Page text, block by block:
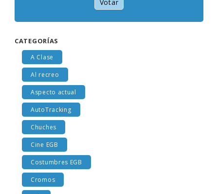
Votar
CATEGORÍAS
A Clase
Al recreo
Aspecto actual
AutoTracking
Chuches
Cine EGB
Costumbres EGB
Cromos